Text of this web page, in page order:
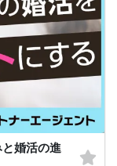
と婚活の進